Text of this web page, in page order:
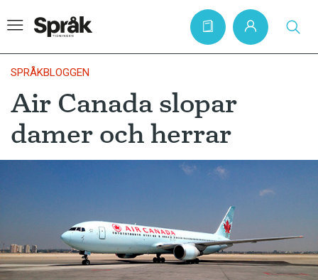
Hem
Artiklar
Bokrecensioner
Kviss
SPRÅKBLOGGEN
Air Canada slopar
damer och herrar